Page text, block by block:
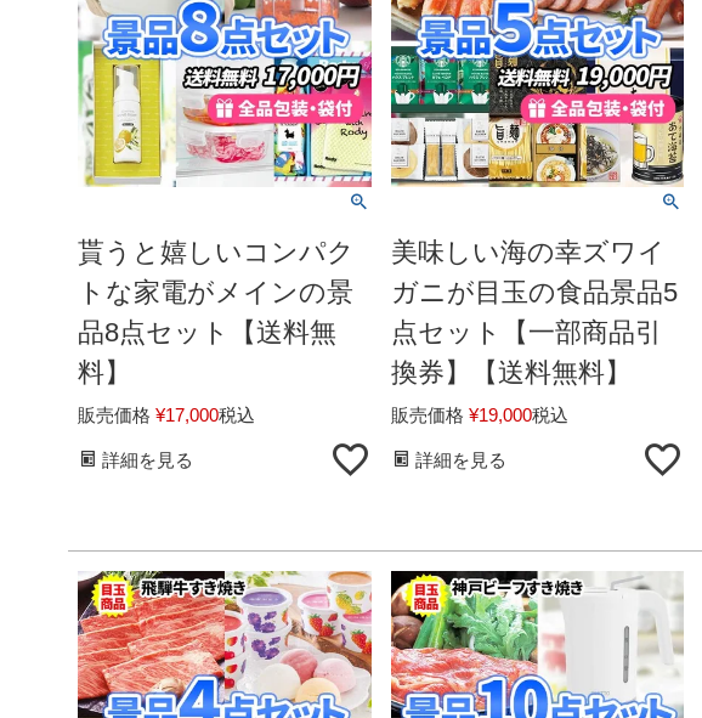
貰うと嬉しいコンパク
トな家電がメインの景
品8点セット【送料無
料】
販売価格 ¥17,000税込
詳細を見る
美味しい海の幸ズワイ
ガニが目玉の食品景品5
点セット【一部商品引
換券】【送料無料】
販売価格 ¥19,000税込
詳細を見る